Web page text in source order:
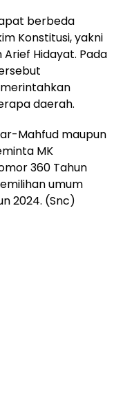
berbeda
Konstitusi, yakni
Arief Hidayat. Pada
daerah.
Mahfud maupun
MK
360 Tahun
umum
2024. (Snc)